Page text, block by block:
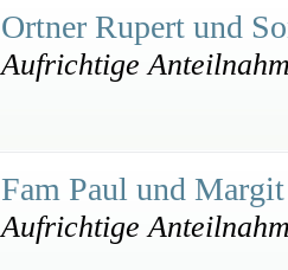
Ortner Rupert und
Aufrichtige
Fam Paul und
Aufrichtige